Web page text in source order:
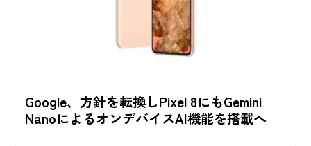
Google、方針を転換しPixel 8にもGemini
NanoによるオンデバイスAI機能を搭載へ